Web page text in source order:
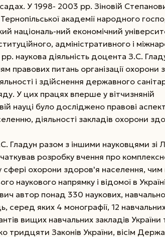
У 1998- 2003 рр. Зіновій
академії народного
національ-ний економічний
адміністративного і
наукова діяльність доцента З.С.
правових питань організації охорони
і здійснення державного
У цих працях вперше у вітчизняній
науці було досліджено правові
діяльності закладів охорони
Гладун разом з іншими науковцями зі
розробку вчення про
сфері охорони здоров'я населення, чим
наукового напрямку і відомої в
автор понад 330 наукових,
серед яких 4 монографії, 12
вищих навчальних закладів
тридцяти Законів України, вісім